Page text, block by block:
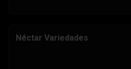
Néctar Variedades